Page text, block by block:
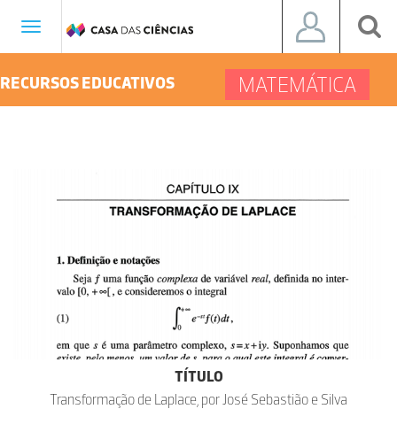
Toggle
RECURSOS EDUCATIVOS MATEMÁTICA
TÍTULO
Transformação de Laplace, por José Sebastião e Silva